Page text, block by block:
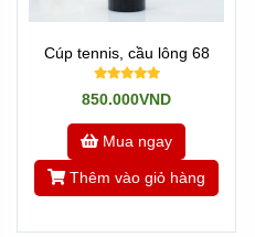
Cúp tennis, cầu lông 68
850.000VND
Mua ngay
Thêm vào giỏ hàng